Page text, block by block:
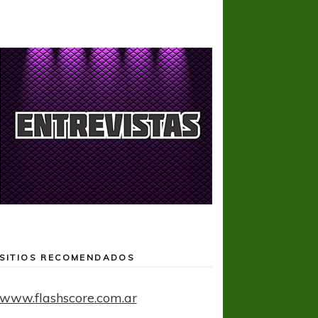
SITIOS RECOMENDADOS
www.flashscore.com.ar